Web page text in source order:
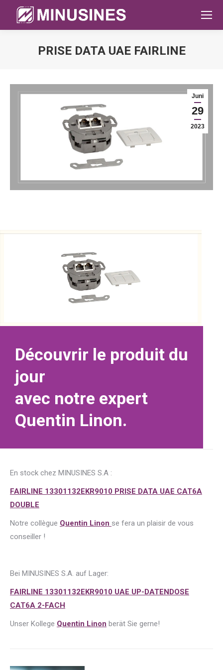
PRISE DATA UAE FAIRLINE
Juni
29
2023
Découvrir le produit du
jour
avec notre expert
Quentin Linon.
En stock chez MINUSINES S.A :
FAIRLINE 13301132EKR9010 PRISE DATA UAE CAT6A
DOUBLE
Notre collègue Quentin Linon se fera un plaisir de vous
conseiller !
Bei MINUSINES S.A. auf Lager:
FAIRLINE 13301132EKR9010 UAE UP-DATENDOSE
CAT6A 2-FACH
Unser Kollege Quentin Linon berät Sie gerne!